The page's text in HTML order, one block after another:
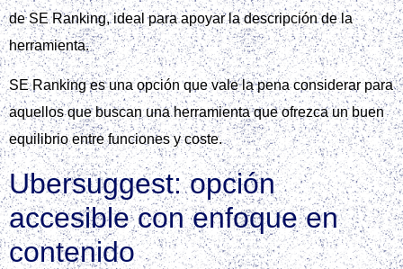
de SE Ranking, ideal para apoyar la descripción de la
herramienta.
SE Ranking es una opción que vale la pena considerar para
aquellos que buscan una herramienta que ofrezca un buen
equilibrio entre funciones y coste.
Ubersuggest: opción
accesible con enfoque en
contenido